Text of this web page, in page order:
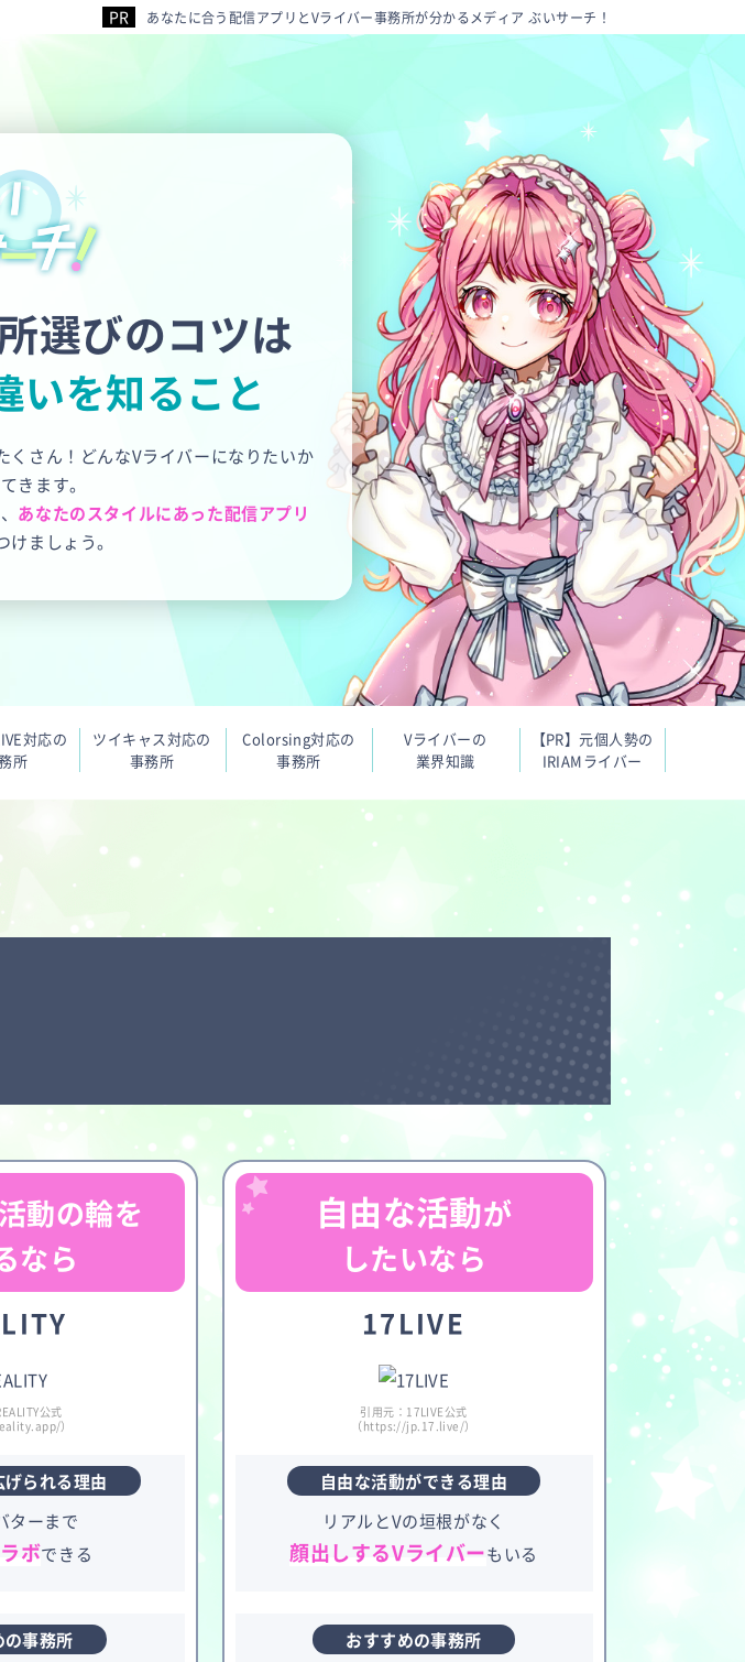
あなたに合う配信アプリとVライバー事務所が分かるメディア ぶいサーチ！
選びのコツは
いを知ること
くさん！どんなVライバーになりたいか
きます。
あなたのスタイルにあった配信アプリ
けましょう。
対応の
所
ツイキャス対応の
事務所
Colorsing対応の
事務所
Vライバーの
業界知識
【PR】元個人勢の
IRIAMライバー
動の輪を
なら
公式
）
られる理由
ターまで
ボできる
の事務所
自由な活動が
したいなら
17LIVE
引用元：17LIVE公式
（https://jp.17.live/）
自由な活動ができる理由
リアルとVの垣根がなく
顔出しするVライバーもいる
おすすめの事務所